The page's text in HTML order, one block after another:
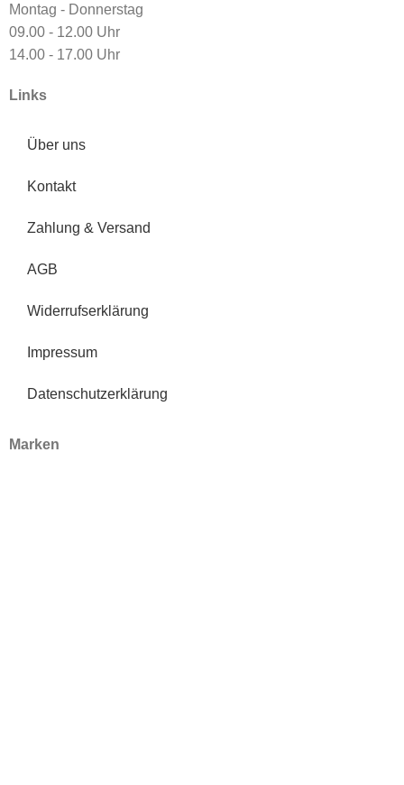
Montag - Donnerstag
09.00 - 12.00 Uhr
14.00 - 17.00 Uhr
Links
Über uns
Kontakt
Zahlung & Versand
AGB
Widerrufserklärung
Impressum
Datenschutzerklärung
Marken